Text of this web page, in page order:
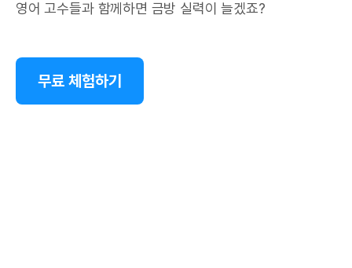
영어 고수들과 함께하면 금방 실력이 늘겠죠?
무료 체험하기